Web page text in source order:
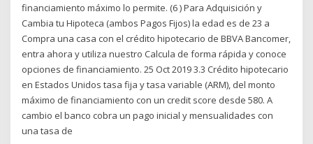
financiamiento máximo lo permite. (6 ) Para Adquisición y
Cambia tu Hipoteca (ambos Pagos Fijos) la edad es de 23 a
Compra una casa con el crédito hipotecario de BBVA Bancomer,
entra ahora y utiliza nuestro Calcula de forma rápida y conoce
opciones de financiamiento. 25 Oct 2019 3.3 Crédito hipotecario
en Estados Unidos tasa fija y tasa variable (ARM), del monto
máximo de financiamiento con un credit score desde 580. A
cambio el banco cobra un pago inicial y mensualidades con
una tasa de